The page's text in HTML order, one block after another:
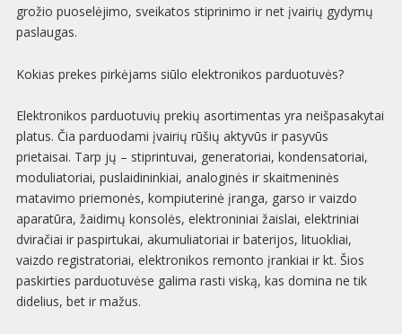
grožio puoselėjimo, sveikatos stiprinimo ir net įvairių gydymų
paslaugas.
Kokias prekes pirkėjams siūlo elektronikos parduotuvės?
Elektronikos parduotuvių prekių asortimentas yra neišpasakytai
platus. Čia parduodami įvairių rūšių aktyvūs ir pasyvūs
prietaisai. Tarp jų – stiprintuvai, generatoriai, kondensatoriai,
moduliatoriai, puslaidininkiai, analoginės ir skaitmeninės
matavimo priemonės, kompiuterinė įranga, garso ir vaizdo
aparatūra, žaidimų konsolės, elektroniniai žaislai, elektriniai
dviračiai ir paspirtukai, akumuliatoriai ir baterijos, lituokliai,
vaizdo registratoriai, elektronikos remonto įrankiai ir kt. Šios
paskirties parduotuvėse galima rasti viską, kas domina ne tik
didelius, bet ir mažus.